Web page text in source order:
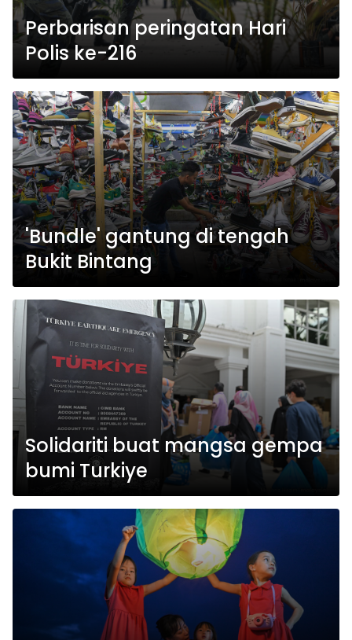
Perbarisan peringatan Hari
Polis ke-216
'Bundle' gantung di tengah
Bukit Bintang
Solidariti buat mangsa gempa
bumi Turkiye